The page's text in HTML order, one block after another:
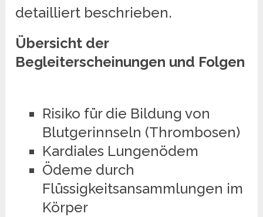
detailliert beschrieben.
Übersicht der
Begleiterscheinungen und Folgen
Risiko für die Bildung von
Blutgerinnseln (Thrombosen)
Kardiales Lungenödem
Ödeme durch
Flüssigkeitsansammlungen im
Körper